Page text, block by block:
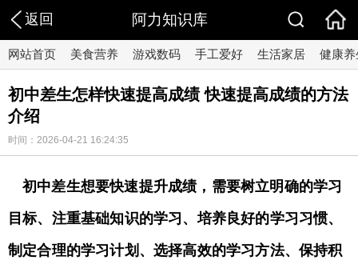
返回 阿力知识库
网站首页 美食营养 游戏数码 手工爱好 生活家居 健康养
初中差生怎样快速提高成绩 快速提高成绩的方法
介绍
时间：2026-04-21 16:24:35
初中差生想要快速提升成绩，需要树立明确的学习
目标、注重基础知识的学习、培养良好的学习习惯、
制定合理的学习计划、选择高效的学习方法、保持积